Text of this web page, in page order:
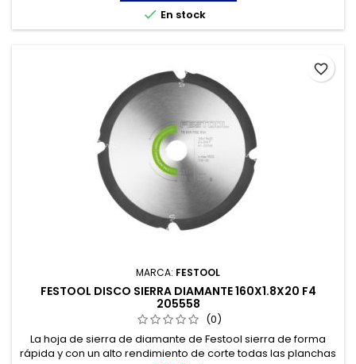
 En stock
MARCA: FESTOOL
FESTOOL DISCO SIERRA DIAMANTE 160X1.8X20 F4
205558
(0)
La hoja de sierra de diamante de Festool sierra de forma
rápida y con un alto rendimiento de corte todas las planchas
favorite_border